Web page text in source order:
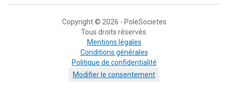
Copyright © 2026 - PoleSocietes
Tous droits réservés.
Mentions légales
Conditions générales
Politique de confidentialité
Modifier le consentement